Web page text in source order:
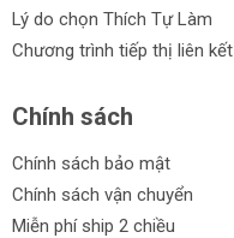
Ê tô cơ khí Ingco
Ê tô cơ khí TPC
Ê tô cơ khí Pretul
Ê tô cơ khí Cmart
Lý do chọn Thích Tự Làm
Chương trình tiếp thị liên kết
Chính sách
Chính sách bảo mật
Chính sách vận chuyển
Miễn phí ship 2 chiều